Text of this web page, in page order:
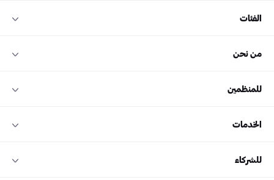
الفئات
من نحن
للمنظمين
الخدمات
للشركاء